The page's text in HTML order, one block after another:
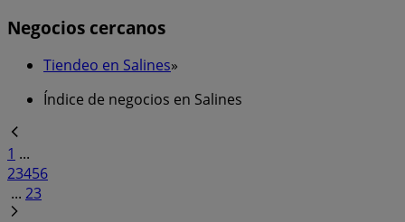
Negocios cercanos
Tiendeo en Salines»
Índice de negocios en Salines
1 ...
23456
... 23